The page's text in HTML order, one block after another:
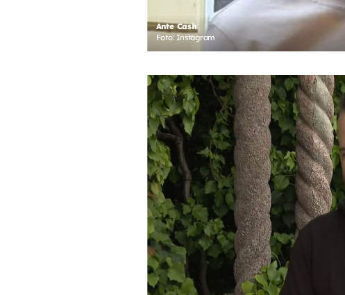
Ante Cash
Foto: Instagram